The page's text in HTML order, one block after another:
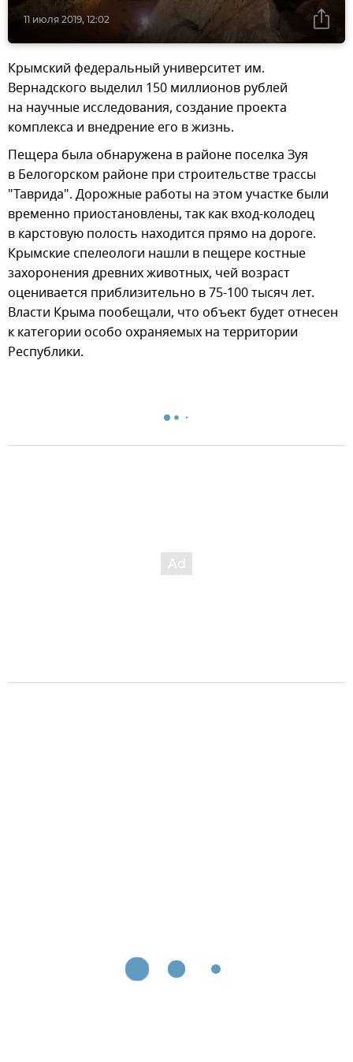
11 июля 2019, 12:02
Крымский федеральный университет им.
Вернадского выделил 150 миллионов рублей
на научные исследования, создание проекта
комплекса и внедрение его в жизнь.
Пещера была обнаружена в районе поселка Зуя
в Белогорском районе при строительстве трассы
"Таврида". Дорожные работы на этом участке были
временно приостановлены, так как вход-колодец
в карстовую полость находится прямо на дороге.
Крымские спелеологи нашли в пещере костные
захоронения древних животных, чей возраст
оценивается приблизительно в 75-100 тысяч лет.
Власти Крыма пообещали, что объект будет отнесен
к категории особо охраняемых на территории
Республики.